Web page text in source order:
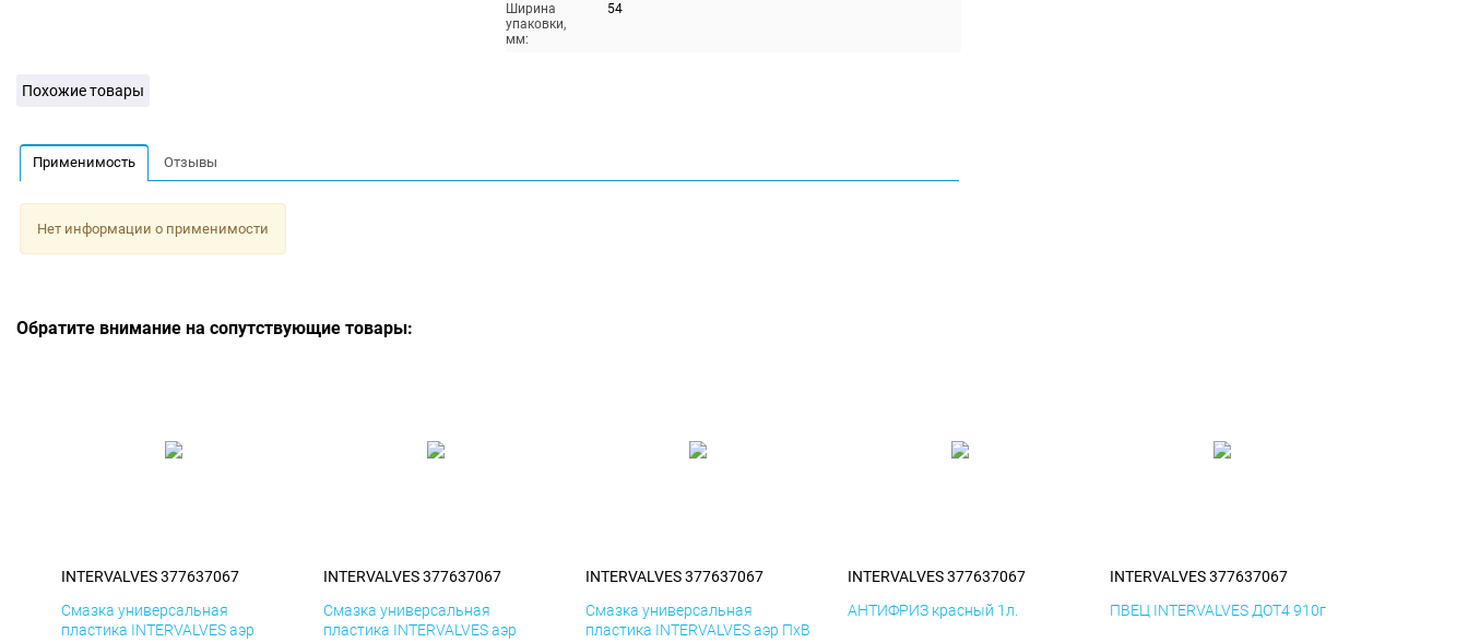
Ширина
упаковки,
мм:
54
Похожие товары
Применимость Отзывы
Нет информации о применимости
Обратите внимание на сопутствующие товары:
INTERVALVES 377637067
Смазка универсальная
пластика INTERVALVES аэр
INTERVALVES 377637067
Смазка универсальная
пластика INTERVALVES аэр
INTERVALVES 377637067
Смазка универсальная
пластика INTERVALVES аэр ПхВ
INTERVALVES 377637067
АНТИФРИЗ красный 1л.
INTERVALVES 377637067
ПВЕЦ INTERVALVES ДОТ4 910г